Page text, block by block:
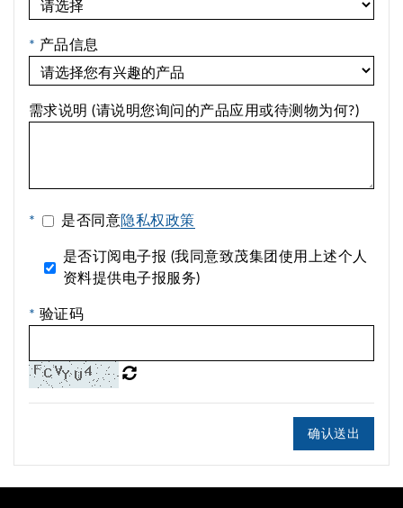
* 产品信息
需求说明 (请说明您询问的产品应用或待测物为何?)
* 是否同意隐私权政策
是否订阅电子报 (我同意致茂集团使用上述个人
资料提供电子报服务)
* 验证码
确认送出